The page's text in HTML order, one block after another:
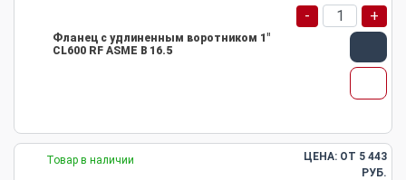
Фланец с удлиненным воротником 1"
CL600 RF ASME B 16.5
- +
Товар в наличии ЦЕНА: ОТ 5 443
РУБ.